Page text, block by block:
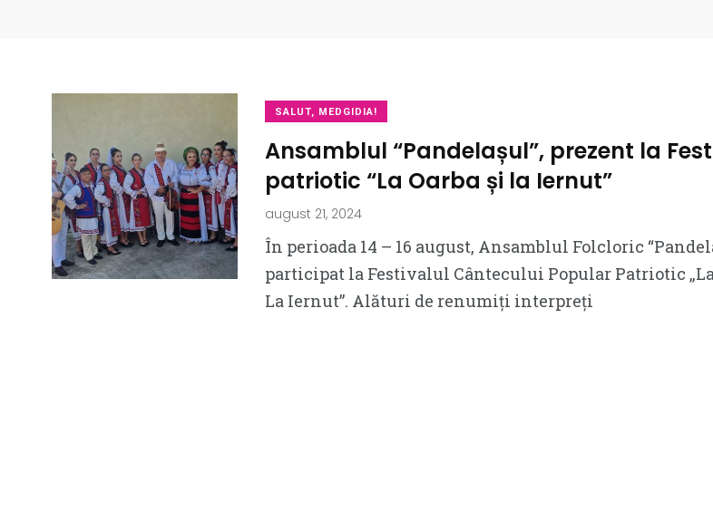
SALUT, MEDGIDIA!
Ansamblul “Pandelașul”, prezent la
patriotic “La Oarba și la Iernut”
august 21, 2024
În perioada 14 – 16 august, Ansamblul Folcloric
participat la Festivalul Cântecului Popular Patriotic „La
La Iernut”. Alături de renumiți interpreți